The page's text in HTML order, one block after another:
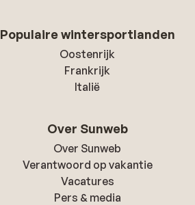
Populaire wintersportlanden
Oostenrijk
Frankrijk
Italië
Over Sunweb
Over Sunweb
Verantwoord op vakantie
Vacatures
Pers & media